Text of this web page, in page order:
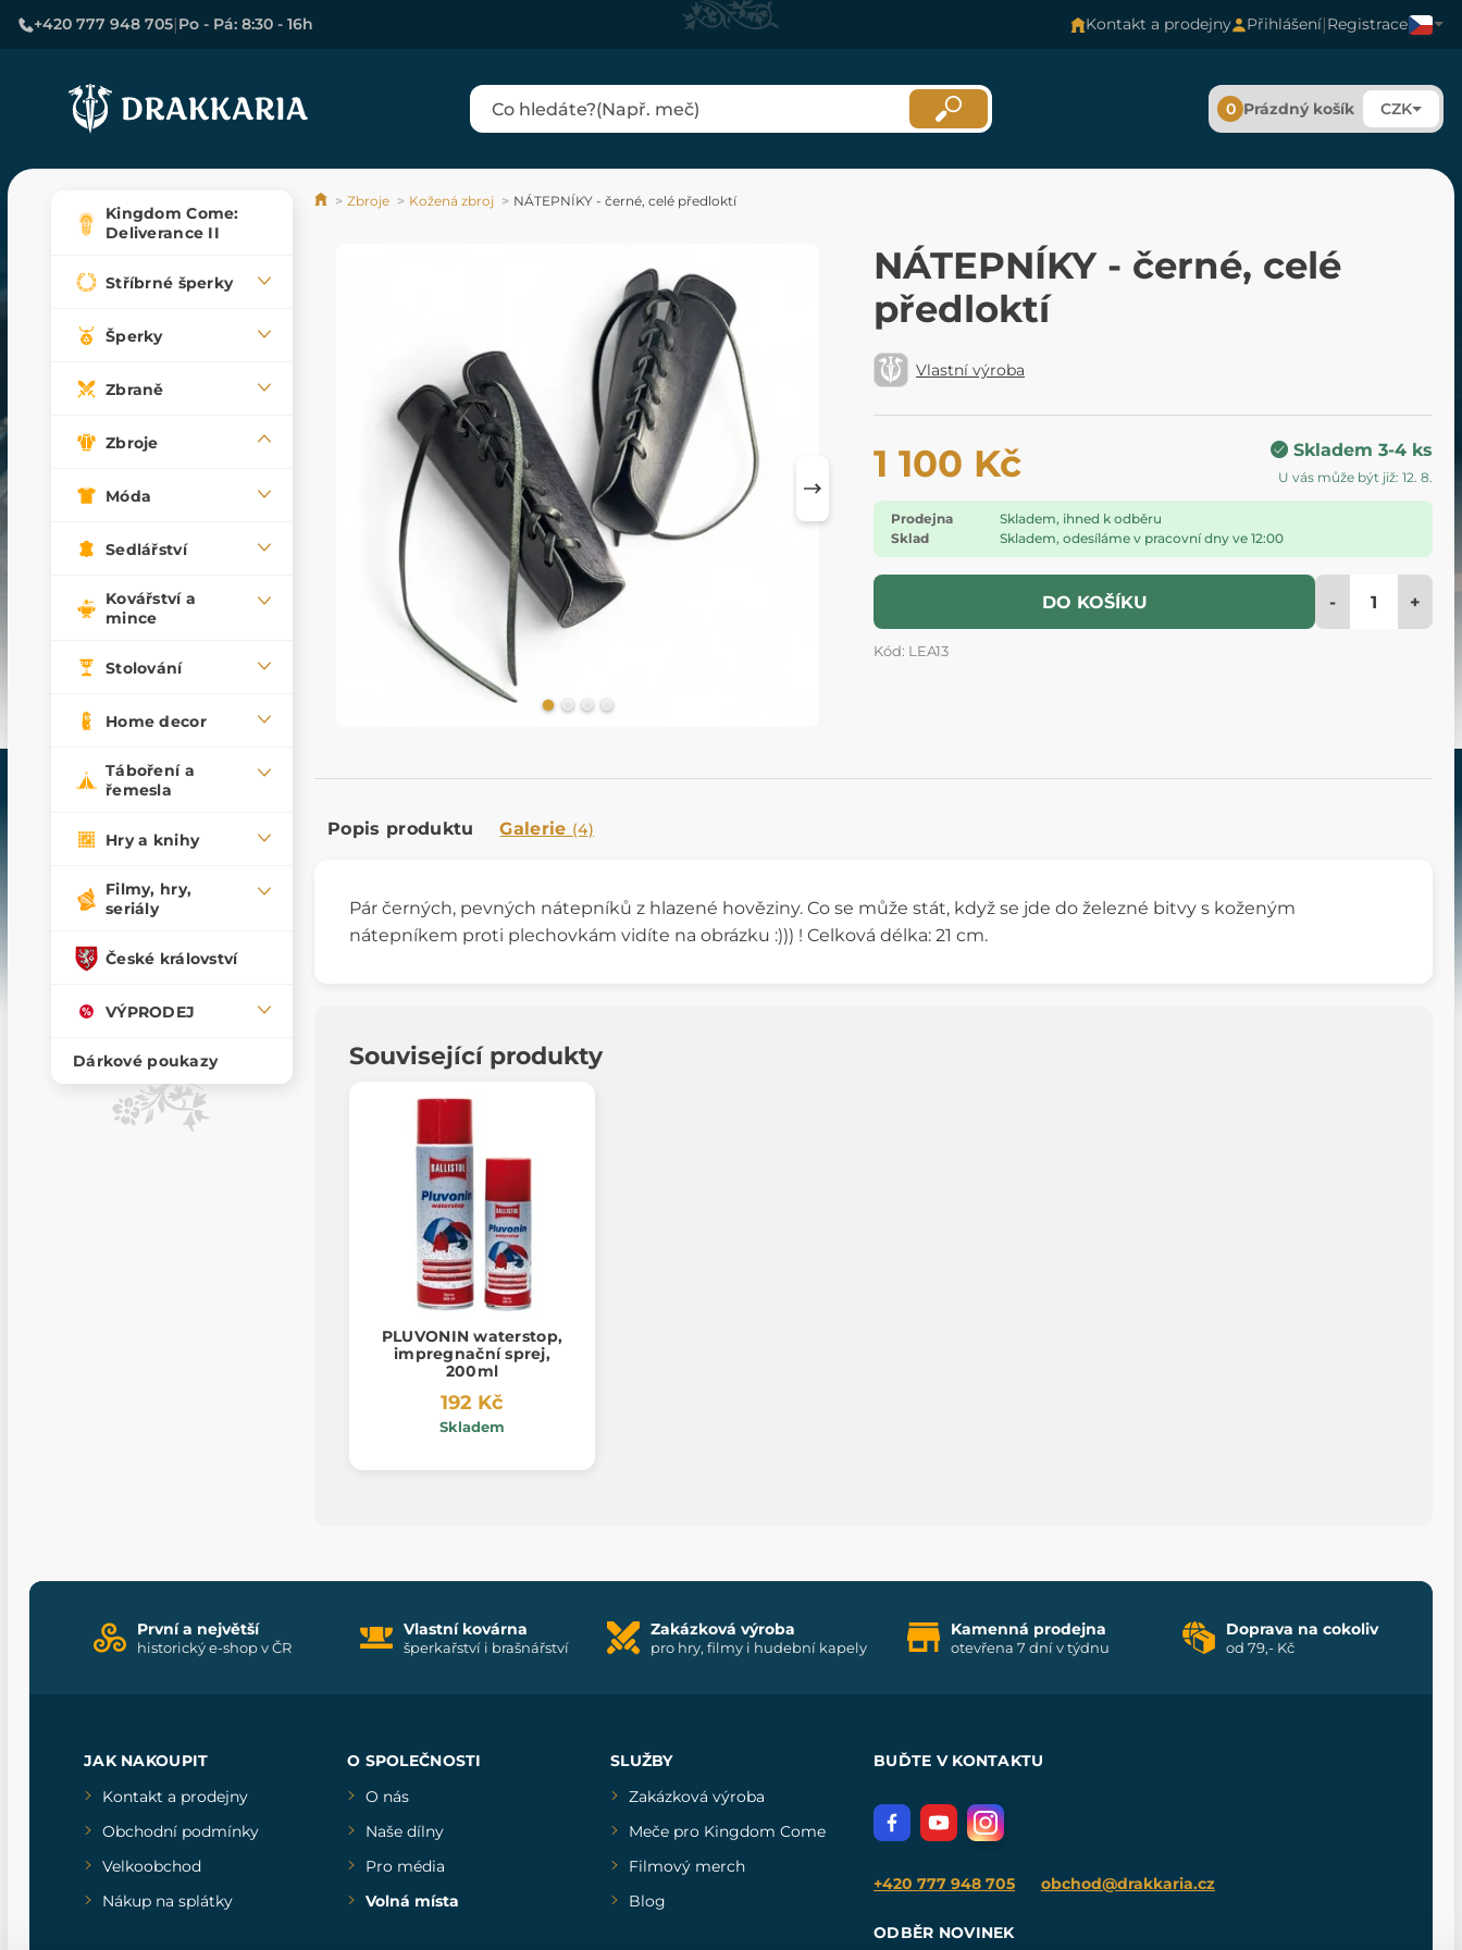
+420 777 948 705|Po - Pá: 8:30 - 16h Kontakt a prodejny Přihlášení|Registrace
0 Prázdný košík CZK
Kingdom Come:
Deliverance II
Stříbrné šperky
Šperky
Zbraně
Zbroje
Móda
Sedlářství
Kovářství a
mince
Stolování
Home decor
Táboření a
řemesla
Hry a knihy
Filmy, hry,
seriály
České království
VÝPRODEJ
Dárkové poukazy
Zbroje Kožená zbroj NÁTEPNÍKY - černé, celé předloktí
NÁTEPNÍKY - černé, celé
předloktí
Vlastní výroba
1 100 Kč Skladem 3-4 ks
U vás může být již: 12. 8.
Prodejna
Skladem, ihned k odběru
Sklad
Skladem, odesíláme v pracovní dny ve 12:00
DO KOŠÍKU - +
Kód: LEA13
Popis produktu Galerie (4)
Pár černých, pevných nátepníků z hlazené hověziny. Co se může stát, když se jde do železné bitvy s koženým
nátepníkem proti plechovkám vidíte na obrázku :))) ! Celková délka: 21 cm.
Související produkty
PLUVONIN waterstop,
impregnační sprej,
200ml
192 Kč
Skladem
První a největší
historický e-shop v ČR
Vlastní kovárna
šperkařství i brašnářství
Zakázková výroba
pro hry, filmy i hudební kapely
Kamenná prodejna
otevřena 7 dní v týdnu
Doprava na cokoliv
od 79,- Kč
JAK NAKOUPIT
Kontakt a prodejny
Obchodní podmínky
Velkoobchod
Nákup na splátky
O SPOLEČNOSTI
O nás
Naše dílny
Pro média
Volná místa
SLUŽBY
Zakázková výroba
Meče pro Kingdom Come
Filmový merch
Blog
BUĎTE V KONTAKTU
+420 777 948 705 obchod@drakkaria.cz
ODBĚR NOVINEK